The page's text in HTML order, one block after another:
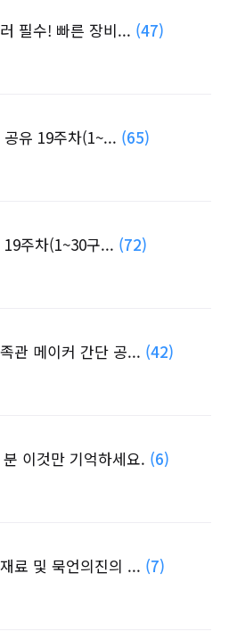
필수! 빠른 장비... (47)
유 19주차(1~... (65)
주차(1~30구... (72)
관 메이커 간단 공... (42)
이것만 기억하세요. (6)
료 및 묵언의진의 ... (7)